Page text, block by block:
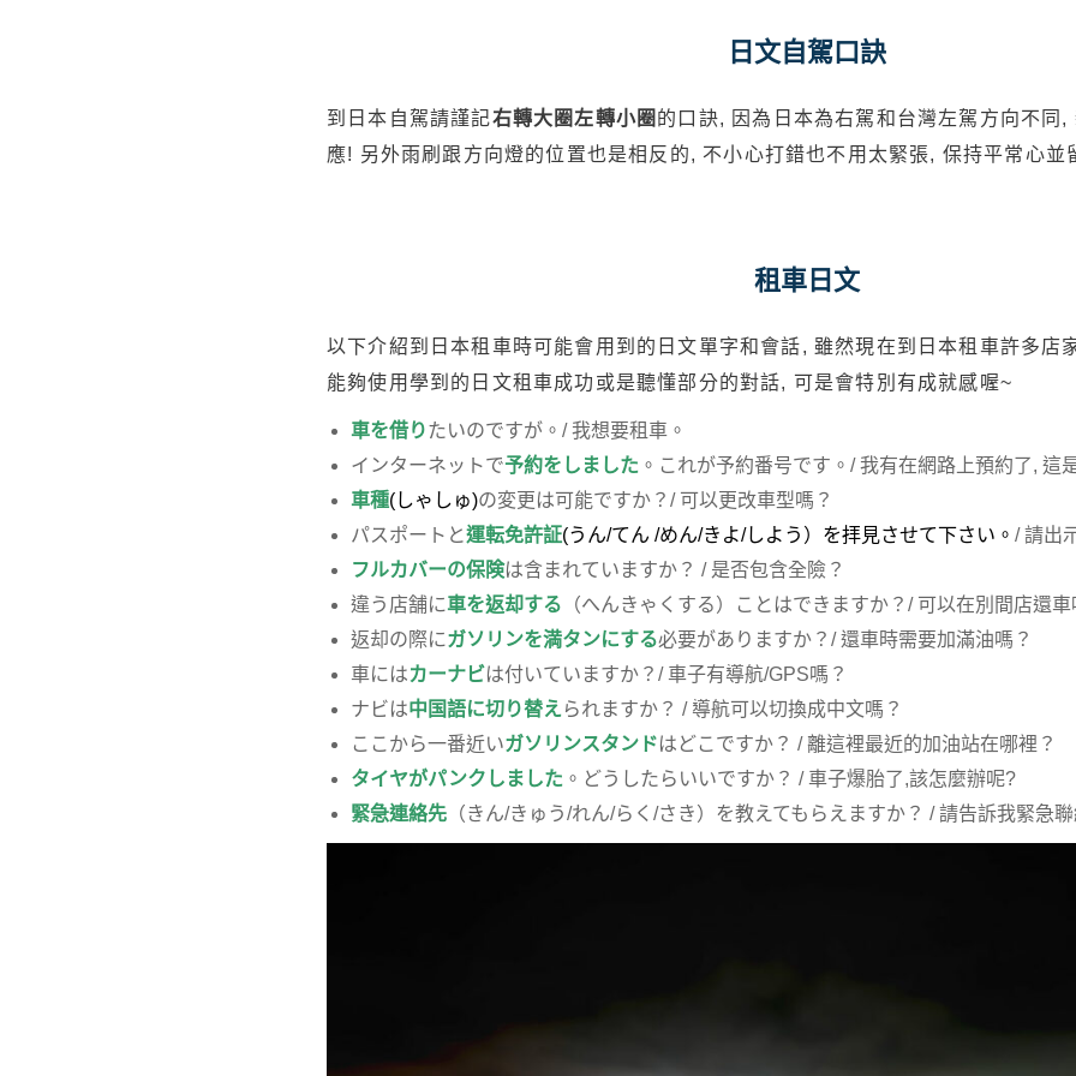
日文自駕口訣
到日本自駕請謹記右轉大圈左轉小圈 的口訣, 因為日本為右駕和台灣左駕方向不同
應! 另外雨刷跟方向燈的位置也是相反的, 不小心打錯也不用太緊張, 保持平常心並
租車日文
以下介紹到日本租車時可能會用到的日文單字和會話, 雖然現在到日本租車許多店
能夠使用學到的日文租車成功或是聽懂部分的對話, 可是會特別有成就感喔~
車を借りたいのですが。/ 我想要租車。
インターネットで予約をしました 。これが予約番号です。/ 我有在網路上預約了, 這
車種(しゃしゅ)の変更は可能ですか？/ 可以更改車型嗎？
パスポートと運転免許証(うん/てん /めん/きよ/しよう）を拝見させて下さい。 / 請出
フルカバーの保険は含まれていますか？ / 是否包含全險？
違う店舗に車を返却する （へんきゃくする）ことはできますか？/ 可以在別間店還車
返却の際にガソリンを満タンにする必要がありますか？/ 還車時需要加滿油嗎？
車にはカーナビは付いていますか？/ 車子有導航/GPS嗎？
ナビは中国語に切り替え られますか？ / 導航可以切換成中文嗎？
ここから一番近いガソリンスタンドはどこですか？ / 離這裡最近的加油站在哪裡？
タイヤがパンクしました 。どうしたらいいですか？ / 車子爆胎了,該怎麼辦呢?
緊急連絡先 （きん/きゅう/れん/らく/さき）を教えてもらえますか？ / 請告訴我緊急